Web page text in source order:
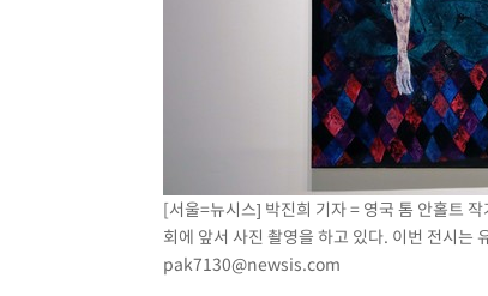
[서울=뉴시스] 박진희 기자 = 영국 톰 안홀트
회에 앞서 사진 촬영을 하고 있다. 이번 전시
pak7130@newsis.com